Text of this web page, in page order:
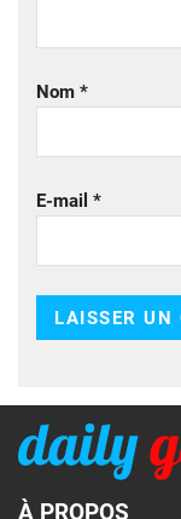
Nom *
E-mail *
À PROPOS